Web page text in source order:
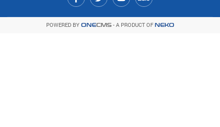
POWERED BY ONECMS- A PRODUCT OF NEKO